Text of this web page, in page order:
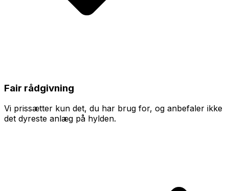
Fair rådgivning
Vi prissætter kun det, du har brug for, og anbefaler ikke
det dyreste anlæg på hylden.